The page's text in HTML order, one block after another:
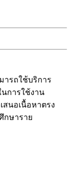
ารถใช้บริการ
การใช้งาน
สนอเนื้อหาตรง
กษาราย